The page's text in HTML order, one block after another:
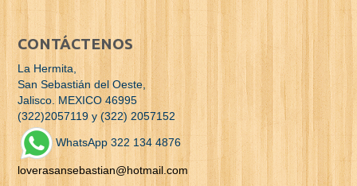
CONTÁCTENOS
La Hermita,
San Sebastián del Oeste,
Jalisco. MEXICO 46995
(322)2057119 y (322) 2057152
WhatsApp 322 134 4876
loverasansebastian@hotmail.com